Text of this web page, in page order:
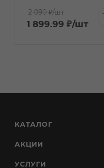
2 090 ₽/шт
1 899.99 ₽/шт
КАТАЛОГ
АКЦИИ
УСЛУГИ